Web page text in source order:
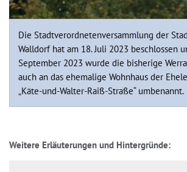
Die Stadtverordnetenversammlung der
Walldorf hat am 18. Juli 2023 beschlossen
September 2023 wurde die bisherige
auch an das ehemalige Wohnhaus der
„Käte-und-Walter-Raiß-Straße“ umbenannt.
Weitere Erläuterungen und Hintergründe: